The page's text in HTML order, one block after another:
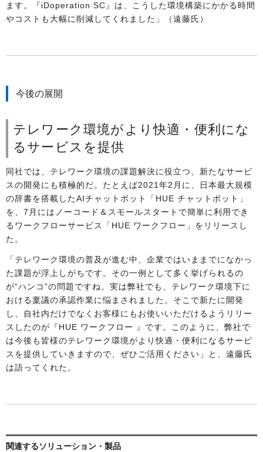
ます。『iDoperation SC』は、こうした環境構築にかかる時間
やコストも大幅に削減してくれました」（遠藤氏）
今後の展開
テレワーク環境がより快適・便利にな
るサービスを提供
同社では、テレワーク環境の課題解決に役立つ、新たなサービ
スの開発にも積極的だ。たとえば2021年2月に、日本最大規模
の辞書を搭載したAIチャットボット「HUE チャットボット」
を、7月にはノーコード＆スモールスタートで簡単に利用でき
るワークフローサービス「HUE ワークフロー」をリリースし
た。
「テレワーク環境の普及が進む中、企業ではいままでになかっ
た課題が浮上しがちです。その一例として多く挙げられるの
が“ハンコ”の問題ですね。実は弊社でも、テレワーク環境下に
おける稟議の承認作業に悩まされました。そこで新たに開発
し、自社内だけでなくお客様にもお使いいただけるようリリー
スしたのが『HUE ワークフロー 』です。このように、弊社で
は今後も皆様のテレワーク環境がより快適・便利になるサービ
スを提供していきますので、ぜひご活用ください」と、遠藤氏
は語ってくれた。
関連するソリューション・製品